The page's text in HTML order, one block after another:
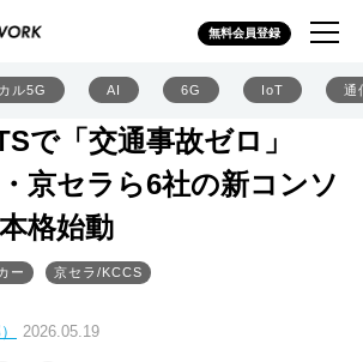
無料会員登録
ル5G AI 6G IoT 通
で「交通事故ゼロ」
京セラら6社の新コンソ
格始動
ー 京セラ/KCCS
2026.05.19